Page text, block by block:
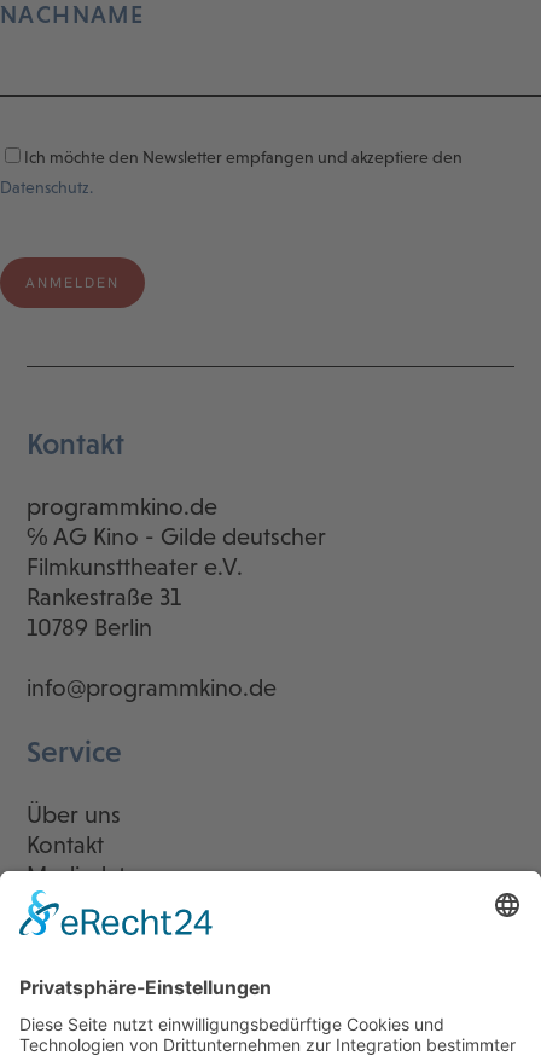
NACHNAME
Ich möchte den Newsletter empfangen und akzeptiere den
Datenschutz.
Kontakt
programmkino.de
℅ AG Kino - Gilde deutscher
Filmkunsttheater e.V.
Rankestraße 31
10789 Berlin
info@programmkino.de
Service
Über uns
Kontakt
Mediadaten
Newsletter
LogIn
Legal